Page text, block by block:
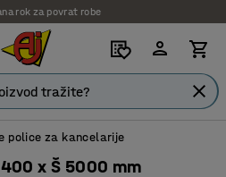
rok za povrat robe
police za kancelarije
x Š 5000 mm